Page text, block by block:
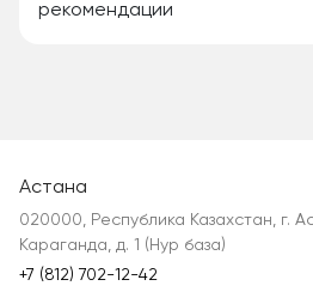
рекомендации
Астана
020000, Республика Казахстан, г.
Караганда, д. 1 (Нур база)
+7 (812) 702-12-42